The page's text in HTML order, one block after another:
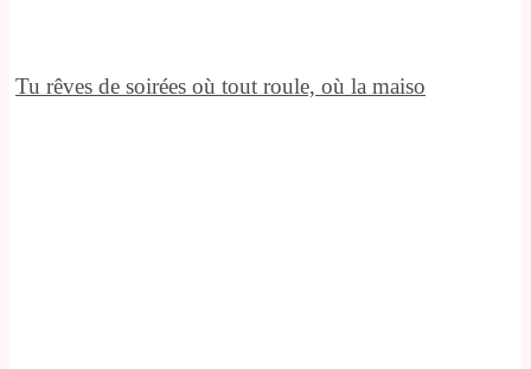
Tu rêves de soirées où tout roule, où la maiso